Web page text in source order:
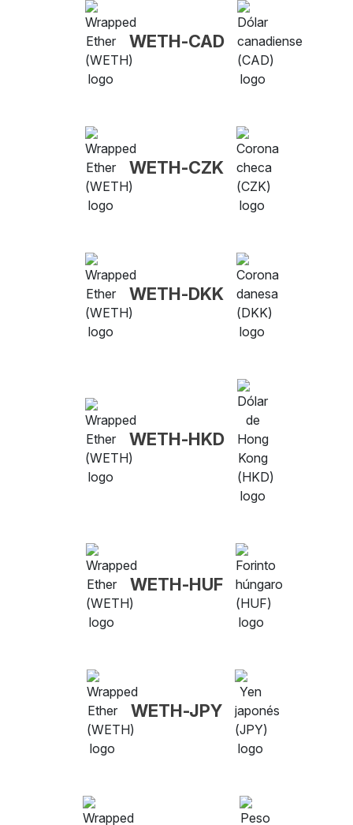
WETH-CAD
WETH-CZK
WETH-DKK
WETH-HKD
WETH-HUF
WETH-JPY